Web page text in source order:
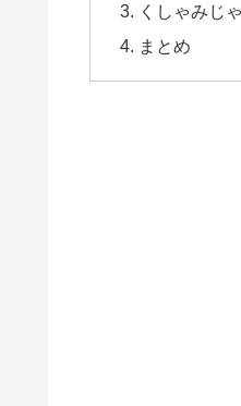
くしゃみじ
まとめ